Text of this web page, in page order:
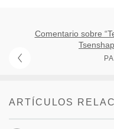
Comentario sobre
ARTÍCULOS